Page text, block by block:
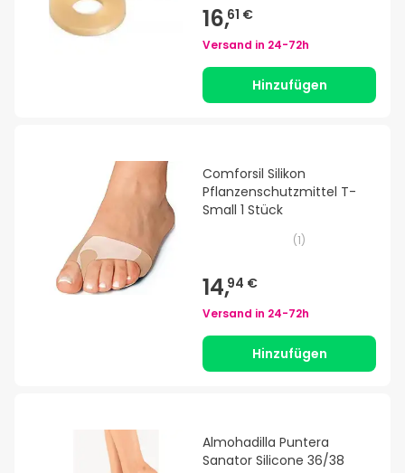
16,61 €
Versand in 24-72h
Hinzufügen
Comforsil Silikon
Pflanzenschutzmittel T-
Small 1 Stück
(1)
14,94 €
Versand in 24-72h
Hinzufügen
Almohadilla Puntera
Sanator Silicone 36/38